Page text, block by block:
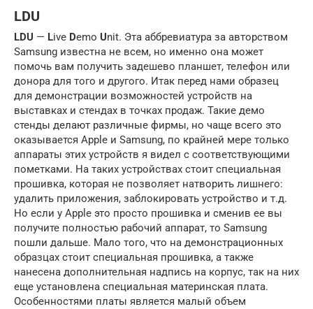
LDU
LDU — Live Demo Unit. Эта аббревиатура за авторством
Samsung известна не всем, но именно она может
помочь вам получить задешево планшет, телефон или
донора для того и другого. Итак перед нами образец
для демонстрации возможностей устройств на
выставках и стендах в точках продаж. Такие демо
стенды делают различные фирмы, но чаще всего это
оказывается Apple и Samsung, по крайней мере только
аппараты этих устройств я видел с соответствующими
пометками. На таких устройствах стоит специальная
прошивка, которая не позволяет натворить лишнего:
удалить приложения, заблокировать устройство и т.д.
Но если у Apple это просто прошивка и сменив ее вы
получите полностью рабочий аппарат, то Samsung
пошли дальше. Мало того, что на демонстрационных
образцах стоит специальная прошивка, а также
нанесена дополнительная надпись на корпус, так на них
еще установлена специальная материнская плата.
Особенностями платы является малый объем